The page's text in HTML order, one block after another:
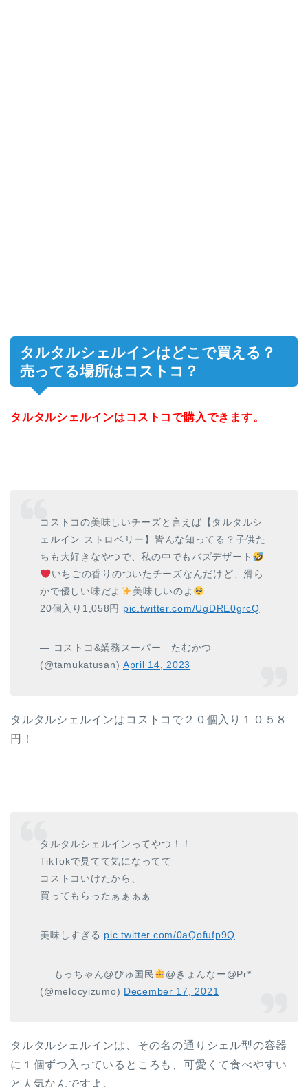
タルタルシェルインはどこで買える？
売ってる場所はコストコ？
タルタルシェルインはコストコで購入できます。
コストコの美味しいチーズと言えば【タルタルシ
ェルイン ストロベリー】皆んな知ってる？子供た
ちも大好きなやつで、私の中でもバズデザート
いちごの香りのついたチーズなんだけど、滑ら
かで優しい味だよ
美味しいのよ
20個入り1,058円 pic.twitter.com/UgDRE0grcQ
— コストコ&業務スーパー たむかつ
(@tamukatusan) April 14, 2023
タルタルシェルインはコストコで２０個入り１０５８
円！
タルタルシェルインってやつ！！
TikTokで見てて気になってて
コストコいけたから、
買ってもらったぁぁぁぁ
美味しすぎる pic.twitter.com/0aQofufp9Q
— もっちゃん@ぴゅ国民
@きょんなー@Pr*
(@melocyizumo) December 17, 2021
タルタルシェルインは、その名の通りシェル型の容器
に１個ずつ入っているところも、可愛くて食べやすい
と人気なんですよ。